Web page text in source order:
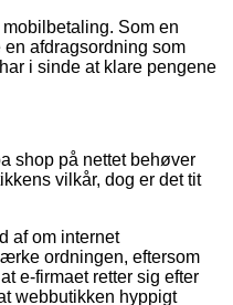
Som en
afdragsordning som
i sinde at klare pengene
shop på nettet behøver
vilkår, dog er det tit
af om internet
ordningen, eftersom
e-firmaet retter sig efter
webbutikken hyppigt